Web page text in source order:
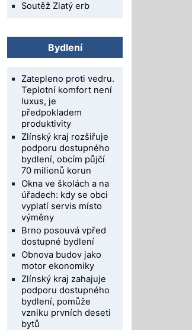
Soutěž Zlatý erb
Bydlení
Zatepleno proti vedru.
Teplotní komfort není
luxus, je
předpokladem
produktivity
Zlínský kraj rozšiřuje
podporu dostupného
bydlení, obcím půjčí
70 milionů korun
Okna ve školách a na
úřadech: kdy se obci
vyplatí servis místo
výměny
Brno posouvá vpřed
dostupné bydlení
Obnova budov jako
motor ekonomiky
Zlínský kraj zahajuje
podporu dostupného
bydlení, pomůže
vzniku prvních deseti
bytů